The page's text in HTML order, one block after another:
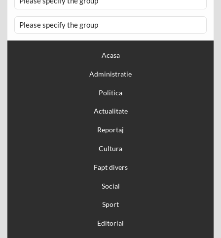
Please specify the group
Acasa
Administratie
Politica
Actualitate
Reportaj
Cultura
Fapt divers
Social
Sport
Editorial